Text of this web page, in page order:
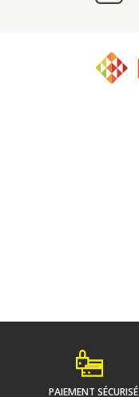
PAIEMENT SÉCURISÉ